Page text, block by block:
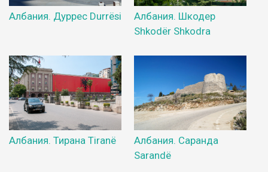
Албания. Дуррес Durrësi
Албания. Шкодер
Shkodër Shkodra
Албания. Тирана Tiranë
Албания. Саранда
Sarandë